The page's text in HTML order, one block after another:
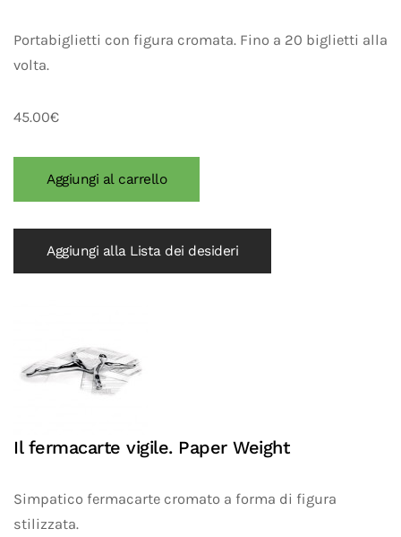
Portabiglietti con figura cromata. Fino a 20 biglietti alla
volta.
45.00€
Aggiungi alla Lista dei desideri
Il fermacarte vigile. Paper Weight
Simpatico fermacarte cromato a forma di figura
stilizzata.